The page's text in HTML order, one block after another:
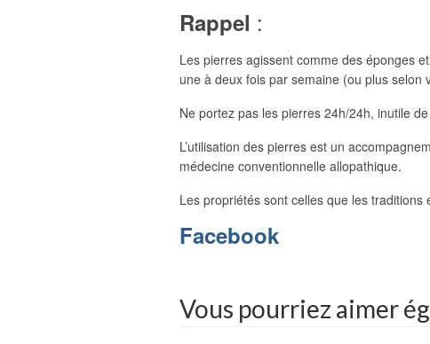
Rappel :
Les pierres agissent comme des éponges
une à deux fois par semaine (ou plus selon
Ne portez pas les pierres 24h/24h, inutile
L’utilisation des pierres est un
médecine conventionnelle allopathique.
Les propriétés sont celles que les
Facebook
Vous pourriez aimer